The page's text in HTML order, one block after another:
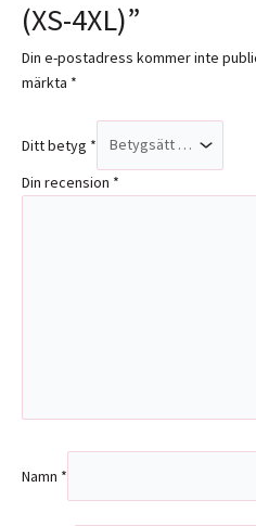
(XS-4XL)”
Din e-postadress kommer inte
märkta *
Ditt betyg *
Din recension *
Namn *